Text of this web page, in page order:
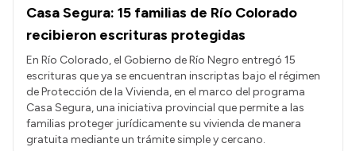
Consulta de pago a proveedores
Convocatorias
Intranet
Login
Casa Segura: 15 familias de Río Colorado
recibieron escrituras protegidas
En Río Colorado, el Gobierno de Río Negro entregó 15
escrituras que ya se encuentran inscriptas bajo el régimen
de Protección de la Vivienda, en el marco del programa
Casa Segura, una iniciativa provincial que permite a las
familias proteger jurídicamente su vivienda de manera
gratuita mediante un trámite simple y cercano.